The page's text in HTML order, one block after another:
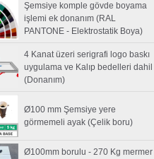
Şemsiye komple gövde boyama
işlemi ek donanım (RAL
PANTONE - Elektrostatik Boya)
4 Kanat üzeri serigrafi logo baskı
uygulama ve Kalıp bedelleri dahil
(Donanım)
Ø100 mm Şemsiye yere
görmemeli ayak (Çelik boru)
Ø100mm borulu - 270 Kg mermer